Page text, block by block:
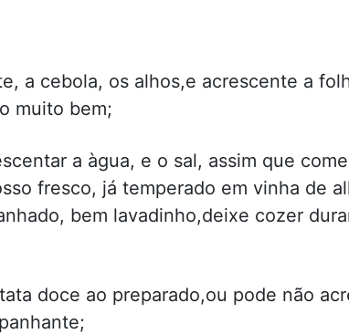
a cebola, os alhos,e acrescente a
muito bem;
a àgua, e o sal, assim que
fresco, já temperado em vinha de
bem lavadinho,deixe cozer
doce ao preparado,ou pode não